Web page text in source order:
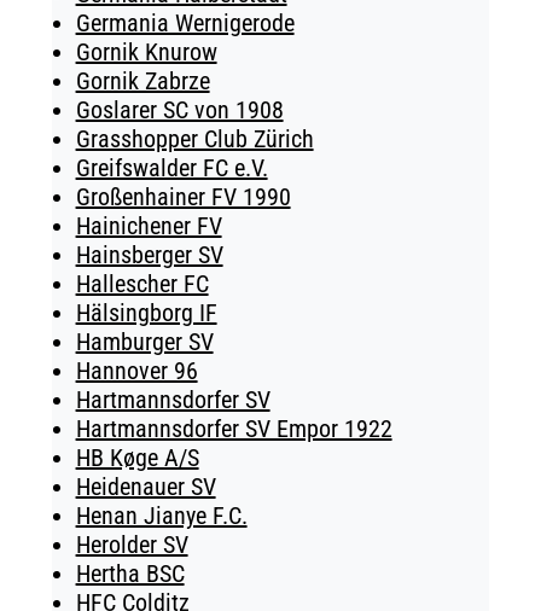
Germania Wernigerode
Gornik Knurow
Gornik Zabrze
Goslarer SC von 1908
Grasshopper Club Zürich
Greifswalder FC e.V.
Großenhainer FV 1990
Hainichener FV
Hainsberger SV
Hallescher FC
Hälsingborg IF
Hamburger SV
Hannover 96
Hartmannsdorfer SV
Hartmannsdorfer SV Empor 1922
HB Køge A/S
Heidenauer SV
Henan Jianye F.C.
Herolder SV
Hertha BSC
HFC Colditz